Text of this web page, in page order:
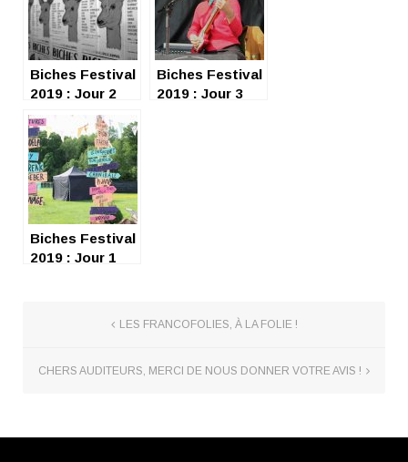
Biches Festival
2019 : Jour 2
Biches Festival
2019 : Jour 3
Biches Festival
2019 : Jour 1
LES FRANCOFOLIES, À LA FOLIE !
CHERS AUDITEURS, MERCI DE NOUS DONNER VOTRE AVIS !